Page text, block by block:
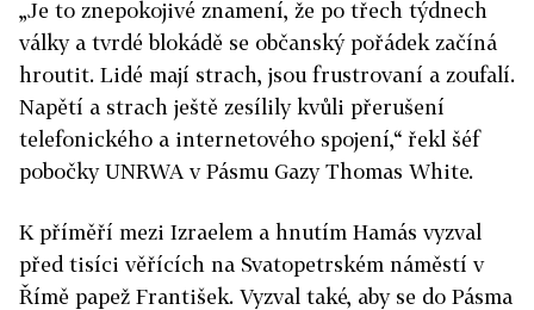
„Je to znepokojivé znamení, že po třech týdnech
války a tvrdé blokádě se občanský pořádek začíná
hroutit. Lidé mají strach, jsou frustrovaní a zoufalí.
Napětí a strach ještě zesílily kvůli přerušení
telefonického a internetového spojení,“ řekl šéf
pobočky UNRWA v Pásmu Gazy Thomas White.
K příměří mezi Izraelem a hnutím Hamás vyzval
před tisíci věřících na Svatopetrském náměstí v
Římě papež František. Vyzval také, aby se do Pásma